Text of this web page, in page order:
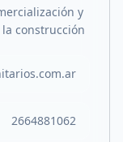
y
construcción
2664881062